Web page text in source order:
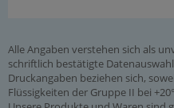
Alle Angaben verstehen sich als
schriftlich bestätigte
Druckangaben beziehen sich,
Flüssigkeiten der Gruppe II bei